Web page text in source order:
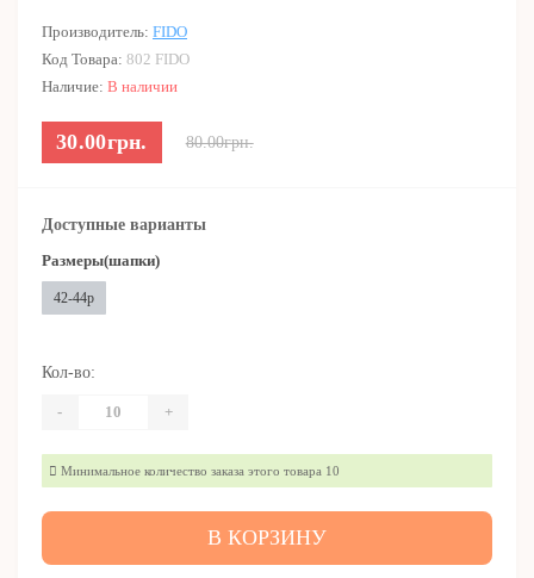
Производитель: FIDO
Код Товара: 802 FIDO
Наличие: В наличии
30.00грн. 80.00грн.
Доступные варианты
Размеры(шапки)
42-44р
Кол-во:
- +
Минимальное количество заказа этого товара 10
В КОРЗИНУ